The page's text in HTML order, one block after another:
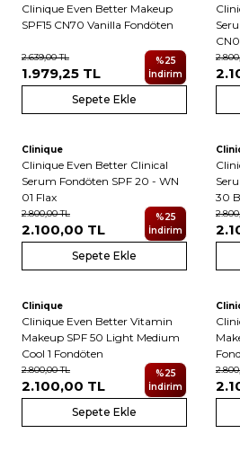
Clinique Even Better Makeup
SPF15 CN70 Vanilla Fondöten
2.639,00TL
1.979,25 TL
%25
İndirim
Sepete Ekle
Clinique
Clinique Even Better Clinical
Serum Fondöten SPF 20 - WN
01 Flax
2.800,00TL
2.100,00 TL
%25
İndirim
Sepete Ekle
30
Clinique
Clinique Even Better Vitamin
Makeup SPF 50 Light Medium
Cool 1 Fondöten
2.800,00TL
2.100,00 TL
%25
İndirim
Sepete Ekle